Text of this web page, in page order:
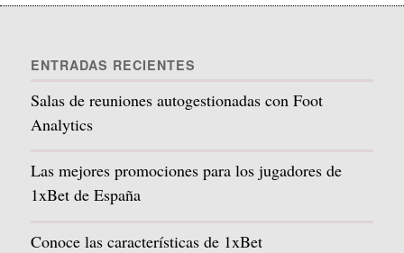
ENTRADAS RECIENTES
Salas de reuniones autogestionadas con Foot
Analytics
Las mejores promociones para los jugadores de
1xBet de España
Conoce las características de 1xBet